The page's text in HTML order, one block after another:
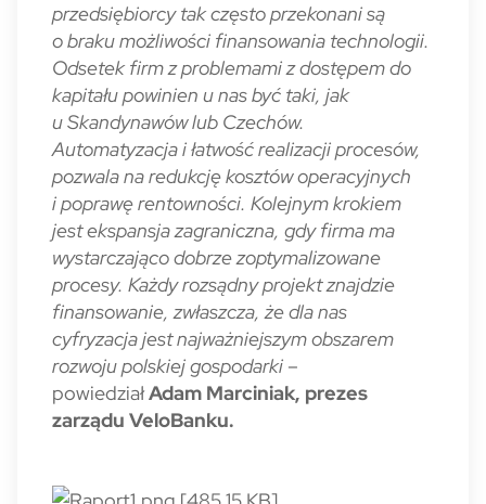
przedsiębiorcy tak często przekonani są
o braku możliwości finansowania technologii.
Odsetek firm z problemami z dostępem do
kapitału powinien u nas być taki, jak
u Skandynawów lub Czechów.
Automatyzacja i łatwość realizacji procesów,
pozwala na redukcję kosztów operacyjnych
i poprawę rentowności. Kolejnym krokiem
jest ekspansja zagraniczna, gdy firma ma
wystarczająco dobrze zoptymalizowane
procesy. Każdy rozsądny projekt znajdzie
finansowanie, zwłaszcza, że dla nas
cyfryzacja jest najważniejszym obszarem
rozwoju polskiej gospodarki –
powiedziałAdam Marciniak, prezes
zarządu VeloBanku.